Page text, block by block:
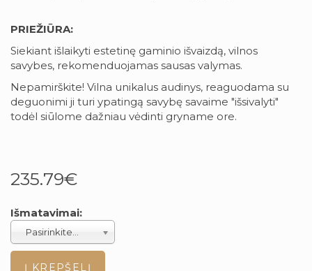
PRIEŽIŪRA:
Siekiant išlaikyti estetinę gaminio išvaizdą, vilnos
savybes, rekomenduojamas sausas valymas.
Nepamirškite! Vilna unikalus audinys, reaguodama su
deguonimi ji turi ypatingą savybę savaime "išsivalyti"
todėl siūlome dažniau vėdinti gryname ore.
235.79€
Išmatavimai:
Pasirinkite...